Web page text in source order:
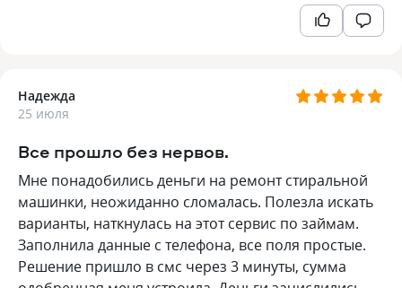
Надежда
25 июля
Все прошло без нервов.
Мне понадобились деньги на ремонт стиральной
машинки, неожиданно сломалась. Полезла искать
варианты, наткнулась на этот сервис по займам.
Заполнила данные с телефона, все поля простые.
Решение пришло в смс через 3 минуты, сумма